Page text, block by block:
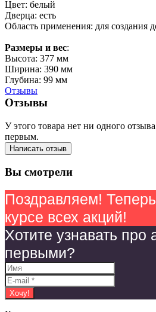
Цвет: белый
Дверца: есть
Область применения: для создания
Размеры и вес:
Высота: 377 мм
Ширина: 390 мм
Глубина: 99 мм
Отзывы
Отзывы
У этого товара нет ни одного
первым.
Написать отзыв
Вы смотрели
Поздравляем!
курсе всех акций!
Хотите узнавать про
первыми?